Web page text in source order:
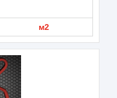
м2